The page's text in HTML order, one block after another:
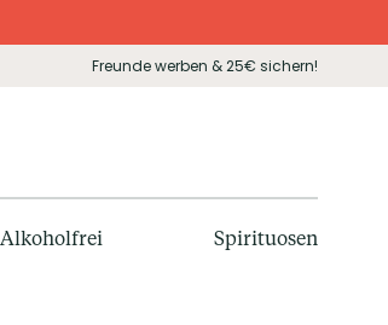
Freunde werben & 25€ sichern!
Alkoholfrei Spirituosen